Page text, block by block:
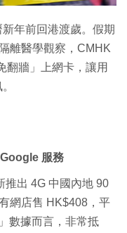
年前回港渡歲。假期
離醫學觀察，CMHK
翻牆」上網卡，讓用
服務
推出 4G 中國內地 90
網店售 HK$408，平
數據而言，非常抵